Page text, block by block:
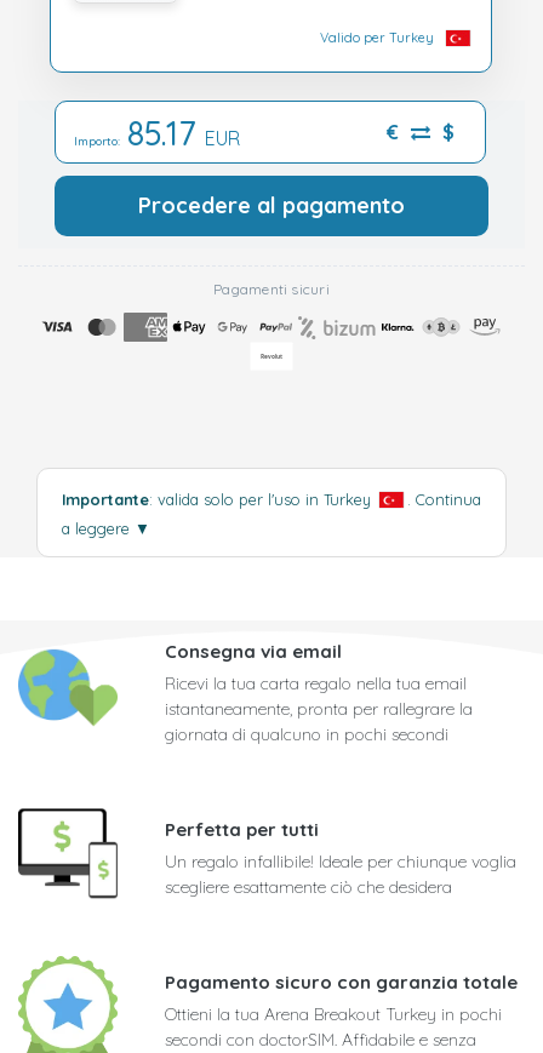
Valido per Turkey
Importo: 85.17 EUR € $
Procedere al pagamento
Pagamenti sicuri
Importante: valida solo per l'uso in Turkey
Continua
a leggere ▼
Consegna via email
Ricevi la tua carta regalo nella tua email
istantaneamente, pronta per rallegrare la
giornata di qualcuno in pochi secondi
Perfetta per tutti
Un regalo infallibile! Ideale per chiunque voglia
scegliere esattamente ciò che desidera
Pagamento sicuro con garanzia totale
Ottieni la tua Arena Breakout Turkey in pochi
secondi con doctorSIM. Affidabile e senza